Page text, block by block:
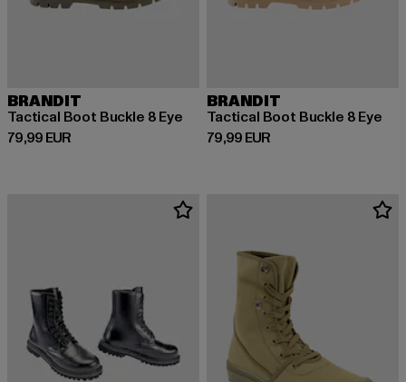
BRANDIT
Tactical Boot Buckle 8 Eye
79,99 EUR
Derzeitiger Preis: 79,99 EUR
BRANDIT
Tactical Boot Buckle 8 Eye
79,99 EUR
Derzeitiger Preis: 79,99 EUR